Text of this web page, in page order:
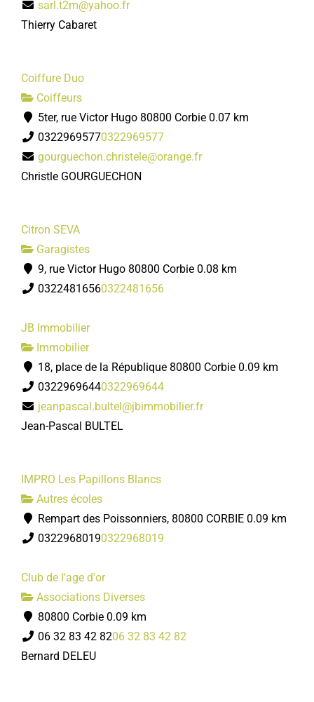
sarl.t2m@yahoo.fr
Thierry Cabaret
Coiffure Duo
Coiffeurs
5ter, rue Victor Hugo 80800 Corbie 0.07 km
03229695770322969577
gourguechon.christele@orange.fr
Christle GOURGUECHON
Citron SEVA
Garagistes
9, rue Victor Hugo 80800 Corbie 0.08 km
03224816560322481656
JB Immobilier
Immobilier
18, place de la République 80800 Corbie 0.09 km
03229696440322969644
jeanpascal.bultel@jbimmobilier.fr
Jean-Pascal BULTEL
IMPRO Les Papillons Blancs
Autres écoles
Rempart des Poissonniers, 80800 CORBIE 0.09 km
03229680190322968019
Club de l'age d'or
Associations Diverses
80800 Corbie 0.09 km
06 32 83 42 8206 32 83 42 82
Bernard DELEU